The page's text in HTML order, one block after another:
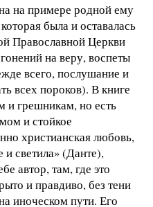
на примере родной ему
была и оставалась
Православной Церкви
на веру, воспеты
всего, послушание и
всех пороков). В книге
и грешникам, но есть
и стойкое
христианская любовь,
светила» (Данте),
автор, там, где это
и правдиво, без тени
иноческом пути. Его